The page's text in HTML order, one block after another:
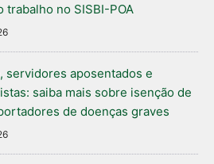
trabalho no SISBI-POA
servidores aposentados e
saiba mais sobre isenção de
de doenças graves